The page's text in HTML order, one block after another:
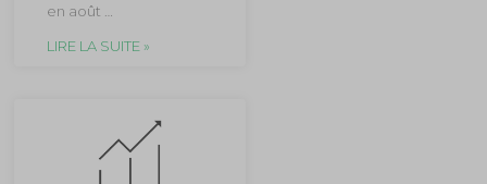
en août …
LIRE LA SUITE »